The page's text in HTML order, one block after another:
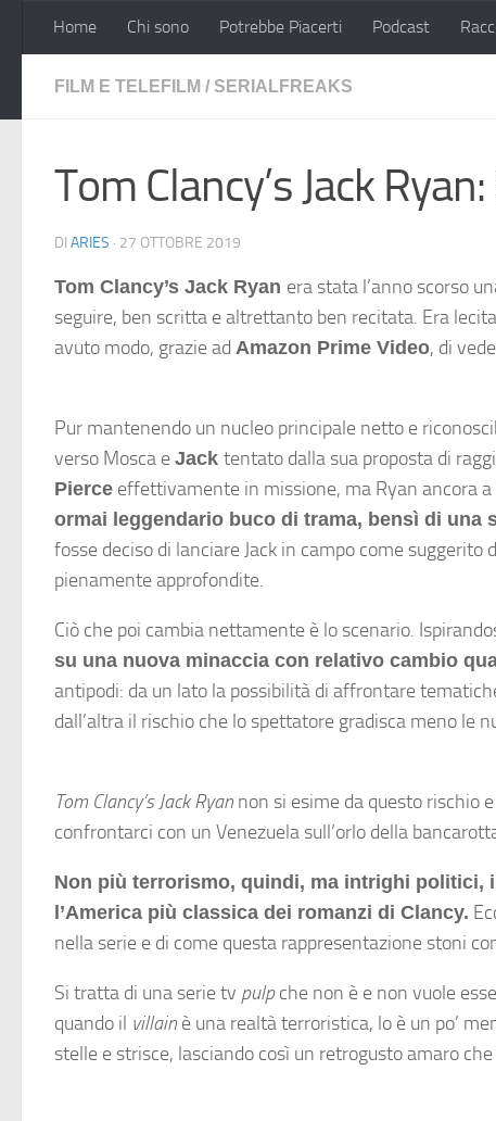
Salta al contenuto
Home Chi sono Potrebbe Piacerti Podcast
FILM E TELEFILM / SERIALFREAKS
Tom Clancy’s Jack
DI ARIES · 27 OTTOBRE 2019
Tom Clancy’s Jack Ryan era stata l’anno scorso
seguire, ben scritta e altrettanto ben recitata. Era
avuto modo, grazie ad Amazon Prime Video, di
Pur mantenendo un nucleo principale netto e
verso Mosca e Jack tentato dalla sua proposta di
Pierce effettivamente in missione, ma Ryan ancora
ormai leggendario buco di trama, bensì di una
fosse deciso di lanciare Jack in campo come
pienamente approfondite.
Ciò che poi cambia nettamente è lo scenario.
su una nuova minaccia con relativo cambio
antipodi: da un lato la possibilità di affrontare
dall’altra il rischio che lo spettatore gradisca meno le
Tom Clancy’s Jack Ryan non si esime da questo rischio
confrontarci con un Venezuela sull’orlo della
Non più terrorismo, quindi, ma intrighi politici,
l’America più classica dei romanzi di Clancy.
nella serie e di come questa rappresentazione stoni
Si tratta di una serie tv pulpche non è e non vuole
quando il villain è una realtà terroristica, lo è un po’
stelle e strisce, lasciando così un retrogusto amaro